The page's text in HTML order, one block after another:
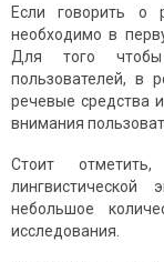
Если говорить о
необходимо в
Для того чтобы
пользователей, в
речевые средства
внимания
Стоит
лингвистической
небольшое
исследования.